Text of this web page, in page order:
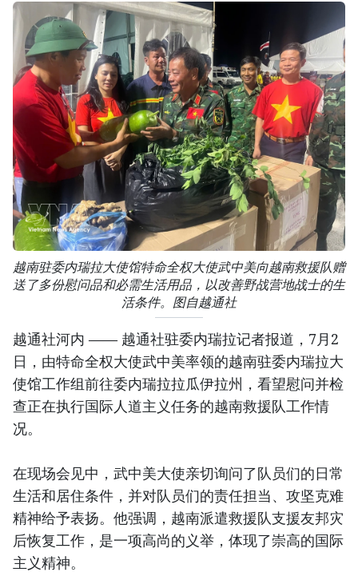
越南驻委内瑞拉大使馆特命全权大使武中美向越南救援队赠
送了多份慰问品和必需生活用品，以改善野战营地战士的生
活条件。图自越通社
越通社河内 —— 越通社驻委内瑞拉记者报道，7月2
日，由特命全权大使武中美率领的越南驻委内瑞拉大
使馆工作组前往委内瑞拉拉瓜伊拉州，看望慰问并检
查正在执行国际人道主义任务的越南救援队工作情
况。
在现场会见中，武中美大使亲切询问了队员们的日常
生活和居住条件，并对队员们的责任担当、攻坚克难
精神给予表扬。他强调，越南派遣救援队支援友邦灾
后恢复工作，是一项高尚的义举，体现了崇高的国际
主义精神。